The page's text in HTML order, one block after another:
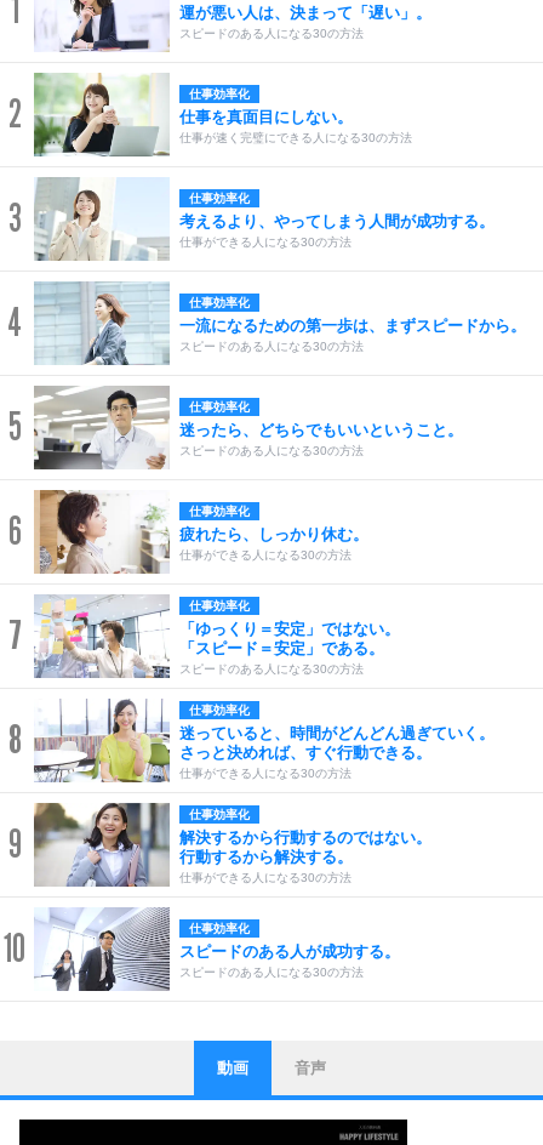
1 運が悪い人は、決まって「遅い」。
スピードのある人になる30の方法
2 仕事効率化
仕事を真面目にしない。
仕事が速く完璧にできる人になる30の方法
3 仕事効率化
考えるより、やってしまう人間が成功する。
仕事ができる人になる30の方法
4 仕事効率化
一流になるための第一歩は、まずスピードから。
スピードのある人になる30の方法
5 仕事効率化
迷ったら、どちらでもいいということ。
スピードのある人になる30の方法
6 仕事効率化
疲れたら、しっかり休む。
仕事ができる人になる30の方法
7
仕事効率化
「ゆっくり＝安定」ではない。
「スピード＝安定」である。
スピードのある人になる30の方法
8
仕事効率化
迷っていると、時間がどんどん過ぎていく。
さっと決めれば、すぐ行動できる。
仕事ができる人になる30の方法
9
仕事効率化
解決するから行動するのではない。
行動するから解決する。
仕事ができる人になる30の方法
10 仕事効率化
スピードのある人が成功する。
スピードのある人になる30の方法
1
ストレス対策
他人と比べない。
いっそのこと、他人を見ない。
いらいらしない人になる30の方法
動画 音声